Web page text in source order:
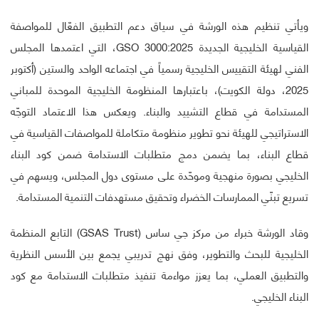
ويأتي تنظيم هذه الورشة في سياق دعم التطبيق الفعّال للمواصفة
القياسية الخليجية الجديدة GSO 3000:2025، التي اعتمدها المجلس
الفني لهيئة التقييس الخليجية رسمياً في اجتماعه الواحد والستين (أكتوبر
2025، دولة الكويت)، باعتبارها المنظومة الخليجية الموحدة للمباني
المستدامة في قطاع التشييد والبناء. ويعكس هذا الاعتماد التوجّه
الاستراتيجي للهيئة نحو تطوير منظومة متكاملة للمواصفات القياسية في
قطاع البناء، بما يضمن دمج متطلبات الاستدامة ضمن كود البناء
الخليجي بصورة منهجية وموحّدة على مستوى دول المجلس، ويسهم في
تسريع تبنّي الممارسات الخضراء وتحقيق مستهدفات التنمية المستدامة.
وقاد الورشة خبراء من مركز جي ساس (GSAS Trust) التابع المنظمة
الخليجية للبحث والتطوير، وفق نهج تدريبي يجمع بين الأسس النظرية
والتطبيق العملي، بما يعزز مواءمة تنفيذ متطلبات الاستدامة مع كود
البناء الخليجي.